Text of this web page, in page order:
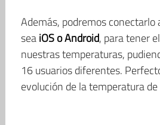
Además, podremos
seaiOS o Android, para tener
nuestras temperaturas,
16 usuarios diferentes.
evolución de la temperatura